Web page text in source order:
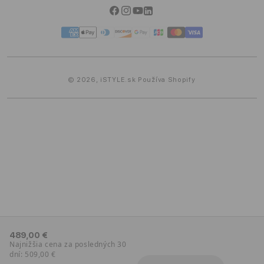
489,00 €
Najnižšia cena za posledných 30
dní: 509,00 €
Facebook
Instagram
YouTube
Linkedin
Spôsoby
platby
© 2026, iSTYLE.sk Používa Shopify